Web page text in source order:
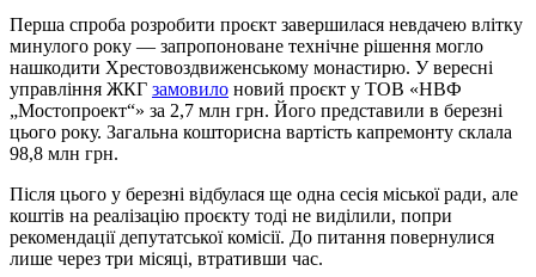
Перша спроба розробити проєкт завершилася невдачею влітку
минулого року — запропоноване технічне рішення могло
нашкодити Хрестовоздвиженському монастирю. У вересні
управління ЖКГ замовило новий проєкт у ТОВ «НВФ
„Мостопроект“» за 2,7 млн грн. Його представили в березні
цього року. Загальна кошторисна вартість капремонту склала
98,8 млн грн.
Після цього у березні відбулася ще одна сесія міської ради, але
коштів на реалізацію проєкту тоді не виділили, попри
рекомендації депутатської комісії. До питання повернулися
лише через три місяці, втративши час.